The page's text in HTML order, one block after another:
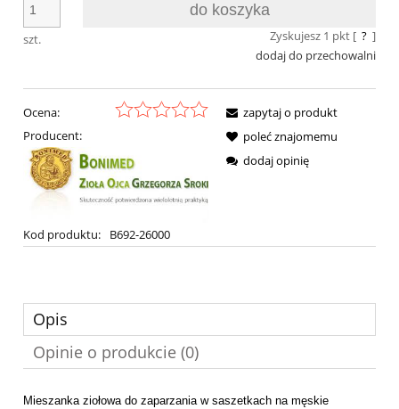
szt.
do koszyka
Zyskujesz 1 pkt [ ? ]
dodaj do przechowalni
Ocena:
Producent:
Kod produktu: B692-26000
zapytaj o produkt
poleć znajomemu
dodaj opinię
Opis
Opinie o produkcie (0)
Mieszanka ziołowa do zaparzania w saszetkach na męskie